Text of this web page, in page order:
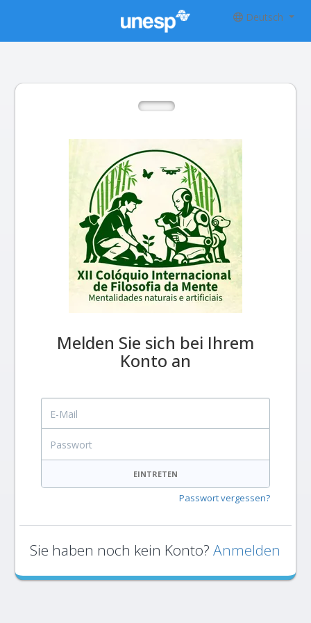
Deutsch
Melden Sie sich bei Ihrem
Konto an
E-Mail
EINTRETEN
Passwort vergessen?
Sie haben noch kein Konto? Anmelden